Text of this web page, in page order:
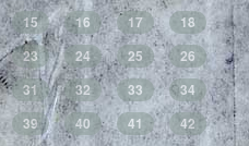
15 16 17
18
23 24 25
26
31 32 33
34
39 40 41
42